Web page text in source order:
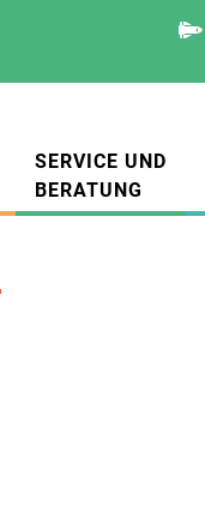
SERVICE UND
BERATUNG